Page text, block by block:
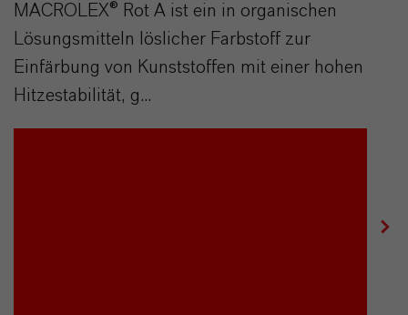
MACROLEX® Rot A ist ein in organischen
Lösungsmitteln löslicher Farbstoff zur
Einfärbung von Kunststoffen mit einer hohen
Hitzestabilität, g...